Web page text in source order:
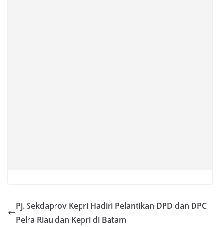
Pj. Sekdaprov Kepri Hadiri Pelantikan DPD dan DPC
Pelra Riau dan Kepri di Batam